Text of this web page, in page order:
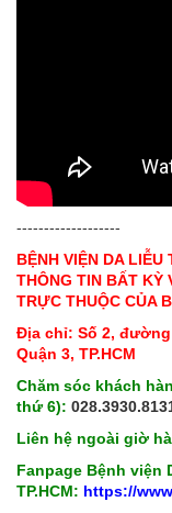
-------------------
BỆNH VIỆN DA LIỄU
THÔNG TIN BẤT KỲ
TRỰC THUỘC CỦA
Địa chỉ: Số 2,
Quận 3, TP.HCM
Chăm sóc khách
thứ 6):
Liên hệ ngoài giờ
Fanpage Bệnh viện
TP.HCM: https://